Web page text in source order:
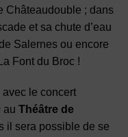
Châteaudouble ; dans
et sa chute d’eau
Salernes ou encore
Font du Broc !
avec le concert
au Théâtre de
il sera possible de se